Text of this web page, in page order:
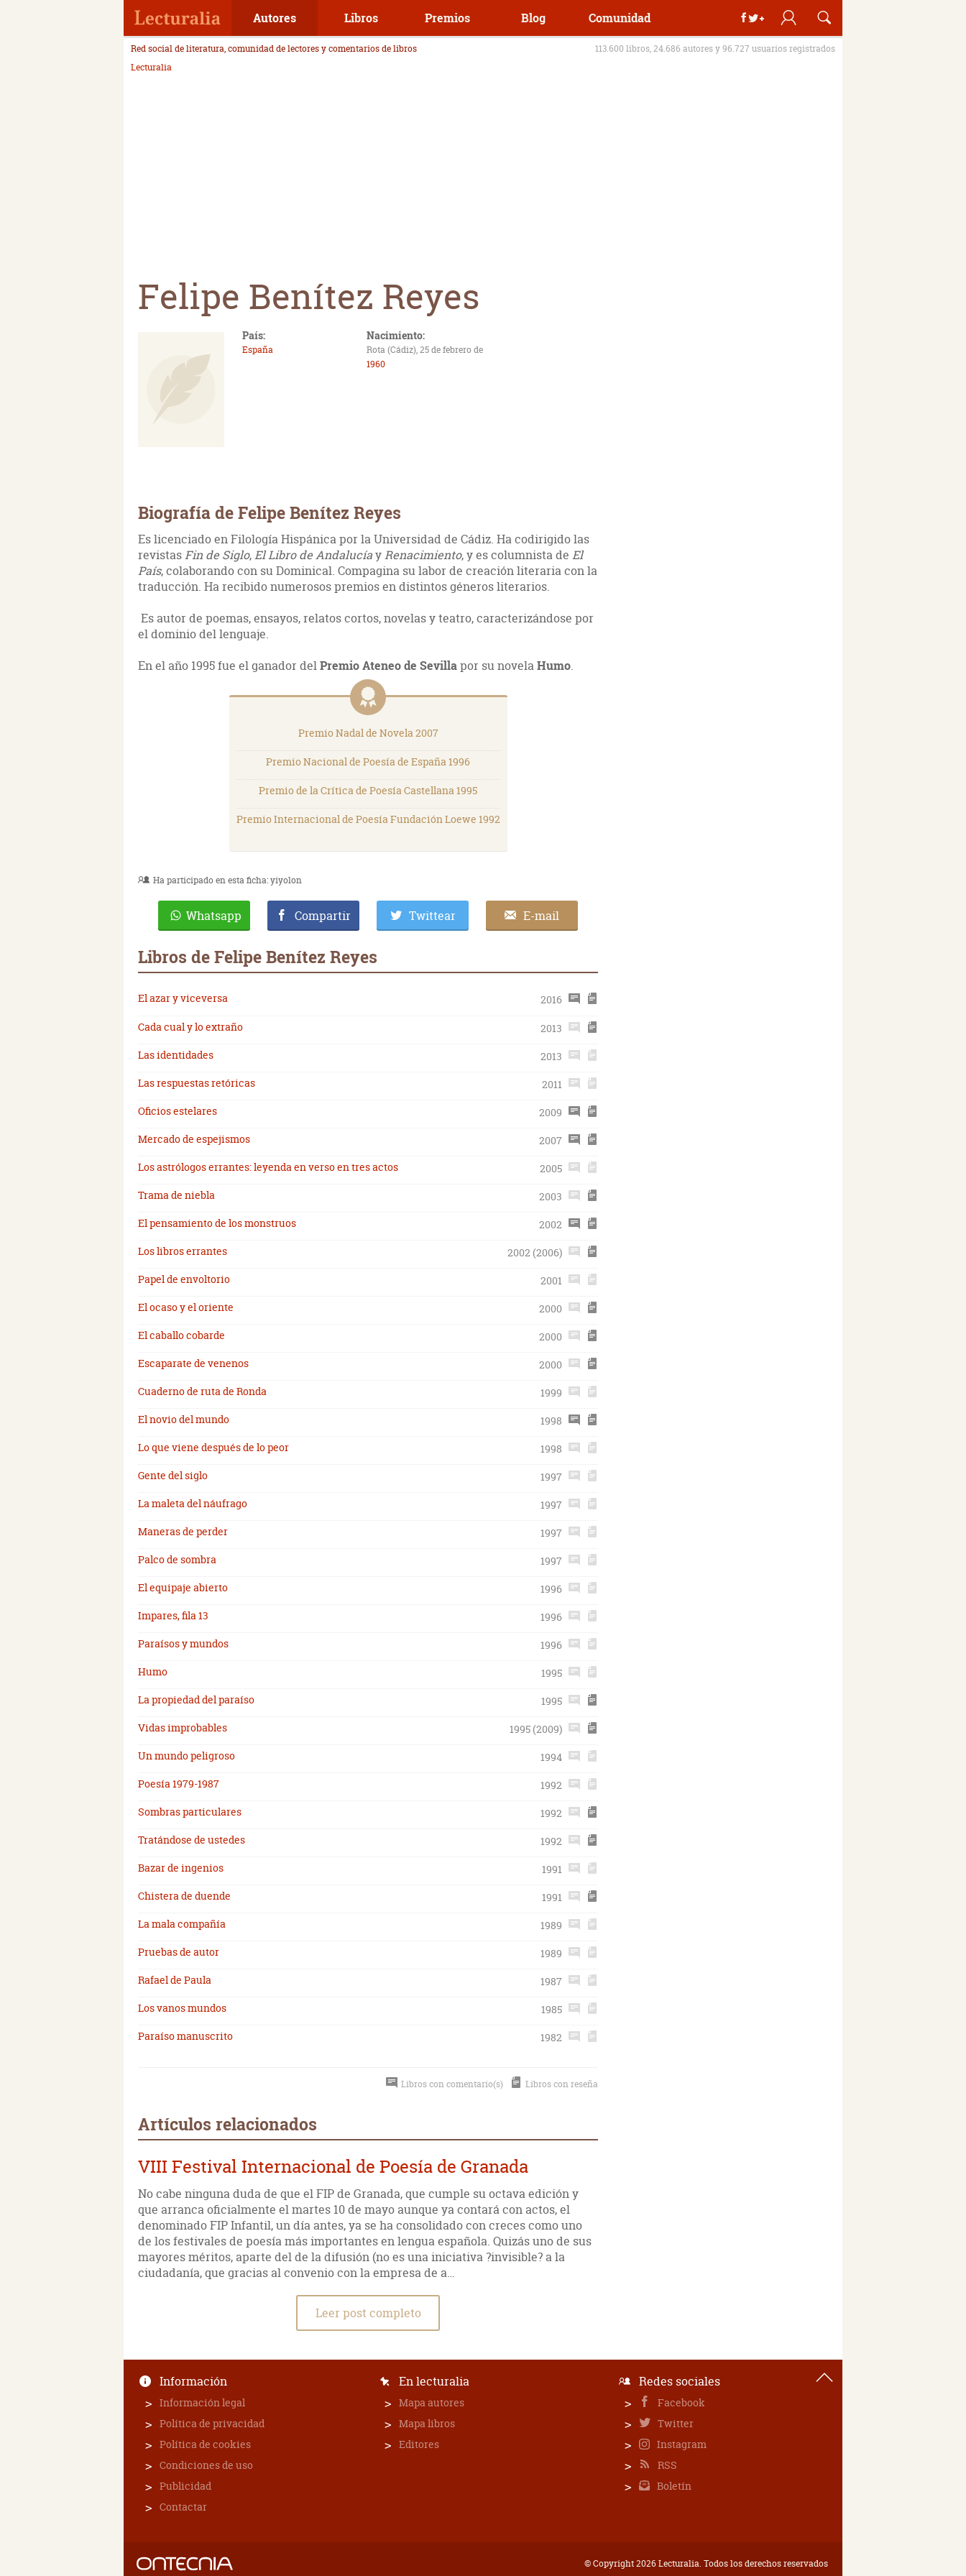
Autores Libros Premios Blog Comunidad
Red social de literatura, comunidad de lectores y comentarios de libros
113.600 libros, 24.686 autores y 96.727 usuarios registrados
Lecturalia
Felipe Benítez Reyes
País:
España
Nacimiento:
Rota (Cádiz), 25 de febrero de
1960
Biografía de Felipe Benítez Reyes
Es licenciado en Filología Hispánica por la Universidad de Cádiz. Ha codirigido las
revistasFin de Siglo,El Libro de AndalucíayRenacimiento, y es columnista de El
País, colaborando con su Dominical. Compagina su labor de creación literaria con la
traducción. Ha recibido numerosos premios en distintos géneros literarios.
Es autor de poemas, ensayos, relatos cortos, novelas y teatro, caracterizándose por
el dominio del lenguaje.
En el año 1995 fue el ganador delPremio Ateneo de Sevillapor su novelaHumo.
Premio Nadal de Novela 2007
Premio Nacional de Poesía de España 1996
Premio de la Crítica de Poesía Castellana 1995
Premio Internacional de Poesía Fundación Loewe 1992
Ha participado en esta ficha:yiyolon
Whatsapp Compartir Twittear E-mail
Libros de Felipe Benítez Reyes
El azar y viceversa
2016
Cada cual y lo extraño
2013
Las identidades
2013
Las respuestas retóricas
2011
Oficios estelares
2009
Mercado de espejismos
2007
Los astrólogos errantes: leyenda en verso en tres actos
2005
Trama de niebla
2003
El pensamiento de los monstruos
2002
Los libros errantes
2002 (2006)
Papel de envoltorio
2001
El ocaso y el oriente
2000
El caballo cobarde
2000
Escaparate de venenos
2000
Cuaderno de ruta de Ronda
1999
El novio del mundo
1998
Lo que viene después de lo peor
1998
Gente del siglo
1997
La maleta del náufrago
1997
Maneras de perder
1997
Palco de sombra
1997
El equipaje abierto
1996
Impares, fila 13
1996
Paraísos y mundos
1996
Humo
1995
La propiedad del paraíso
1995
Vidas improbables
1995 (2009)
Un mundo peligroso
1994
Poesía 1979-1987
1992
Sombras particulares
1992
Tratándose de ustedes
1992
Bazar de ingenios
1991
Chistera de duende
1991
La mala compañía
1989
Pruebas de autor
1989
Rafael de Paula
1987
Los vanos mundos
1985
Paraíso manuscrito
1982
Libros con comentario(s) Libros con reseña
Artículos relacionados
VIII Festival Internacional de Poesía de Granada
No cabe ninguna duda de que el FIP de Granada, que cumple su octava edición y
que arranca oficialmente el martes 10 de mayo aunque ya contará con actos, el
denominado FIP Infantil, un día antes, ya se ha consolidado con creces como uno
de los festivales de poesía más importantes en lengua española. Quizás uno de sus
mayores méritos, aparte del de la difusión (no es una iniciativa ?invisible? a la
ciudadanía, que gracias al convenio con la empresa de a…
Leer post completo
Información
Información legal
Política de privacidad
Política de cookies
Condiciones de uso
Publicidad
Contactar
En lecturalia
Mapa autores
Mapa libros
Editores
Redes sociales
Facebook
Twitter
Instagram
RSS
Boletín
© Copyright 2026 Lecturalia. Todos los derechos reservados